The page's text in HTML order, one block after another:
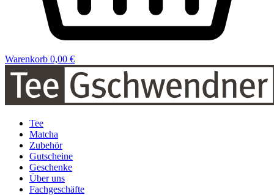
Warenkorb 0,00 €
Tee
Matcha
Zubehör
Gutscheine
Geschenke
Über uns
Fachgeschäfte